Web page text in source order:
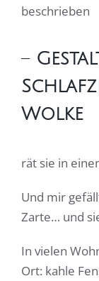
beschrieben
–
Wolke
rät sie in
Und mir
Zarte… und
In vielen
Ort: kahle